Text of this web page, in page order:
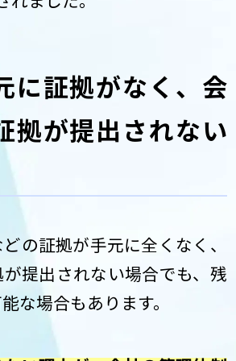
に証拠がなく、会
拠が提出されない
の証拠が手元に全くなく、
提出されない場合でも、残
な場合もあります。